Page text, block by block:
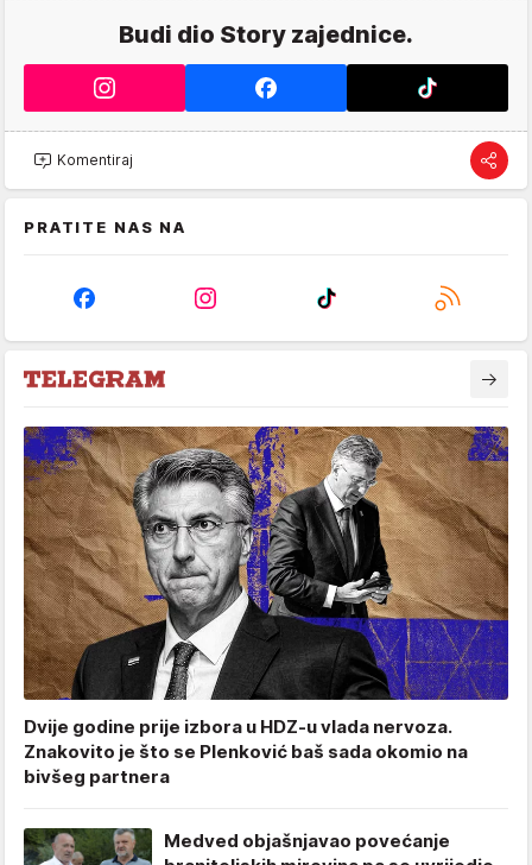
Budi dio Story zajednice.
Komentiraj
PRATITE NAS NA
Dvije godine prije izbora u HDZ-u vlada nervoza.
Znakovito je što se Plenković baš sada okomio na
bivšeg partnera
Medved objašnjavao povećanje